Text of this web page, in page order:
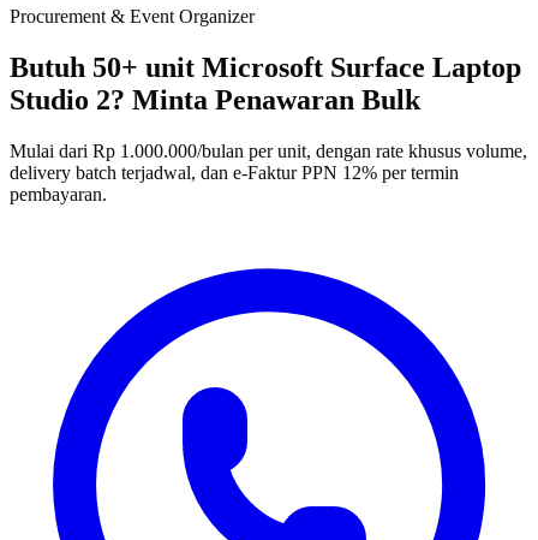
Procurement & Event Organizer
Butuh 50+ unit Microsoft Surface Laptop
Studio 2? Minta Penawaran Bulk
Mulai dari Rp 1.000.000/bulan per unit, dengan rate khusus volume,
delivery batch terjadwal, dan e-Faktur PPN 12% per termin
pembayaran.